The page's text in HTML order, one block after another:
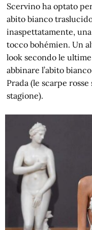
Scervino ha optato
abito bianco
inaspettatamente,
tocco bohémien. Un
look secondo le
abbinare l’abito
Prada (le scarpe
stagione).